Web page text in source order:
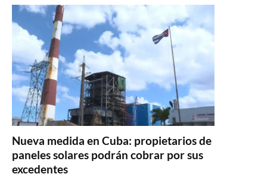
Nueva medida en Cuba: propietarios de
paneles solares podrán cobrar por sus
excedentes